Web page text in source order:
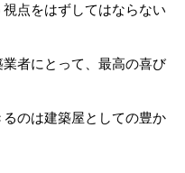
点をはずしてはならない
者にとって、最高の喜び
のは建築屋としての豊か